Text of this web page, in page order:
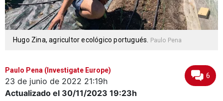
Hugo Zina, agricultor ecológico portugués. Paulo Pena
Paulo Pena (Investigate Europe)
23 de junio de 2022 21:19h
Actualizado el 30/11/2023 19:23h
6